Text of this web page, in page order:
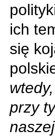
ich
się
przy